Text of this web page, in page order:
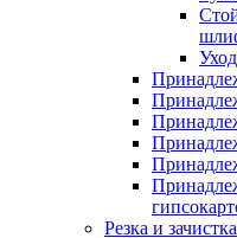
Резка и зачистка